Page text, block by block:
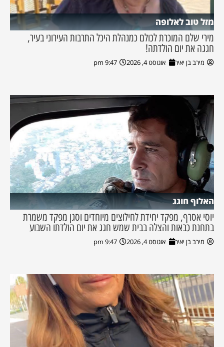
מזל טוב לאלופה
מירי שלם המוכרת לכולם כמנהלת היכל התרבות העירוני בעיר,
חגגה את יום הולדתה!
מירב בן יאיר אוגוסט 4, 2026 9:47 pm
האלוף חוגג
יוסי אסרף, מפקד יחידת לחילוצים מיוחדים וסגן מפקד משמרת
בתחנת כבאות והצלה בבית שמש חגג את יום הולדתו השבוע
מירב בן יאיר אוגוסט 4, 2026 9:47 pm